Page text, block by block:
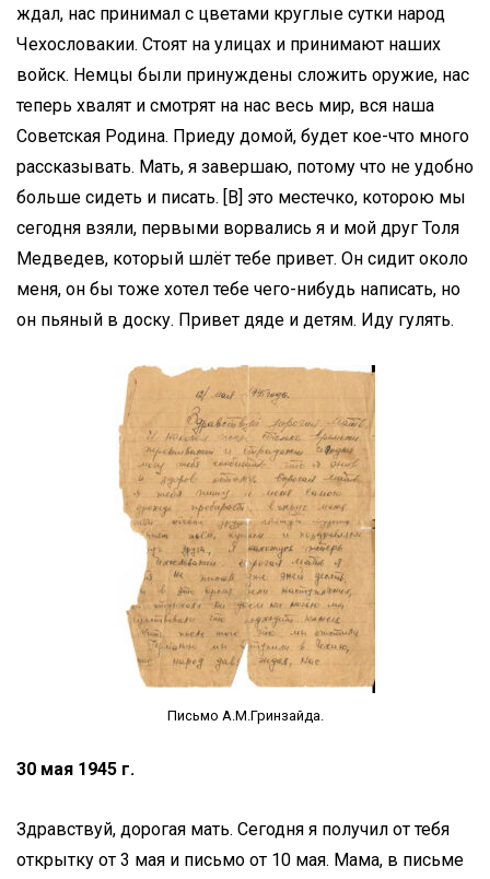
ждал, нас принимал с цветами круглые сутки народ
Чехословакии. Стоят на улицах и принимают наших
войск. Немцы были принуждены сложить оружие, нас
теперь хвалят и смотрят на нас весь мир, вся наша
Советская Родина. Приеду домой, будет кое-что много
рассказывать. Мать, я завершаю, потому что не удобно
больше сидеть и писать. [В] это местечко, которою мы
сегодня взяли, первыми ворвались я и мой друг Толя
Медведев, который шлёт тебе привет. Он сидит около
меня, он бы тоже хотел тебе чего-нибудь написать, но
он пьяный в доску. Привет дяде и детям. Иду гулять.
Письмо А.М.Гринзайда.
30 мая 1945 г.
Здравствуй, дорогая мать. Сегодня я получил от тебя
открытку от 3 мая и письмо от 10 мая. Мама, в письме